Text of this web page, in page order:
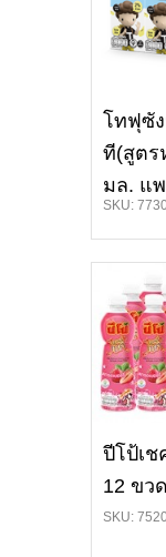
โทฟุซั
ที(สูตร
มล. แ
SKU:
ปีโป้เช
12 ขวด
SKU: